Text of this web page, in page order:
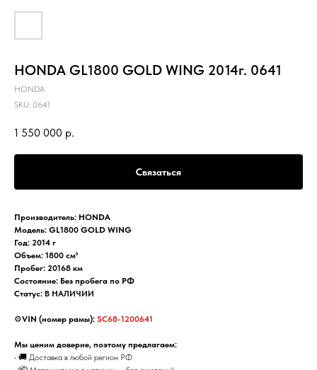
HONDA GL1800 GOLD WING 2014г. 0641
HONDA
SKU: 0641
1 550 000 р.
Связаться
Производитель: HONDA
Модель: GL1800 GOLD WING
Год: 2014 г
Объем: 1800 см³
Пробег: 20168 км
Состояние: Без пробега по РФ
Статус: В НАЛИЧИИ
⚙️VIN (номер рамы): SC68-1200641
Мы ценим доверие, поэтому предлагаем:
• 🚚 Доставка в любой регион РФ